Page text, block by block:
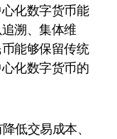
化数字货币能
溯、集体维
能够保留传统
化数字货币的
低交易成本、